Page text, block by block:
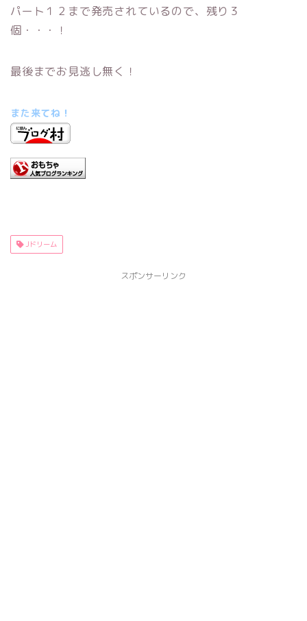
パート１２まで発売されているので、残り３
個・・・！
最後までお見逃し無く！
また来てね！
Jドリーム
スポンサーリンク